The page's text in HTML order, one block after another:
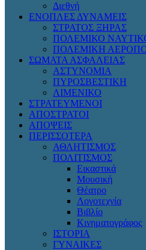
Διεθνή
ΕΝΟΠΛΕΣ ΔΥΝΑΜΕΙΣ
ΣΤΡΑΤΟΣ ΞΗΡΑΣ
ΠΟΛΕΜΙΚΟ
ΠΟΛΕΜΙΚΗ
ΣΩΜΑΤΑ ΑΣΦΑΛΕΙΑΣ
ΑΣΤΥΝΟΜΙΑ
ΠΥΡΟΣΒΕΣΤΙΚΗ
ΛΙΜΕΝΙΚΟ
ΣΤΡΑΤΕΥΜΕΝΟΙ
ΑΠΟΣΤΡΑΤΟΙ
ΑΠΟΨΕΙΣ
ΠΕΡΙΣΣΟΤΕΡΑ
ΑΘΛΗΤΙΣΜΟΣ
ΠΟΛΙΤΙΣΜΟΣ
Εικαστικά
Μουσική
Θέατρο
Λογοτεχνία
Βιβλίο
Κινηματογράφος
ΙΣΤΟΡΙΑ
ΓΥΝΑΙΚΕΣ